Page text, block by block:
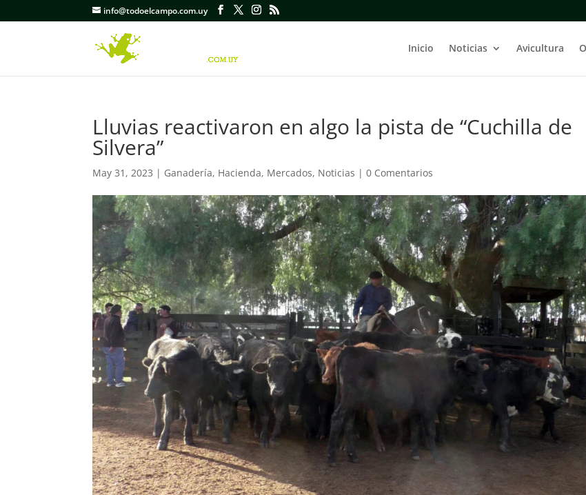
info@todoelcampo.com.uy
Inicio Noticias Avicultura
Lluvias reactivaron en algo la pista de “Cuchilla de
Silvera”
May 31, 2023 | Ganadería, Hacienda, Mercados, Noticias |0 Comentarios